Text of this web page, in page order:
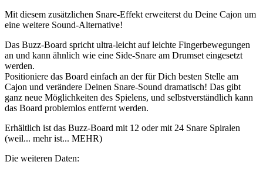
Mit diesem zusätzlichen Snare-Effekt erweiterst du Deine Cajon um
eine weitere Sound-Alternative!
Das Buzz-Board spricht ultra-leicht auf leichte Fingerbewegungen
an und kann ähnlich wie eine Side-Snare am Drumset eingesetzt
werden.
Positioniere das Board einfach an der für Dich besten Stelle am
Cajon und verändere Deinen Snare-Sound dramatisch! Das gibt
ganz neue Möglichkeiten des Spielens, und selbstverständlich kann
das Board problemlos entfernt werden.
Erhältlich ist das Buzz-Board mit 12 oder mit 24 Snare Spiralen
(weil... mehr ist... MEHR)
Die weiteren Daten: